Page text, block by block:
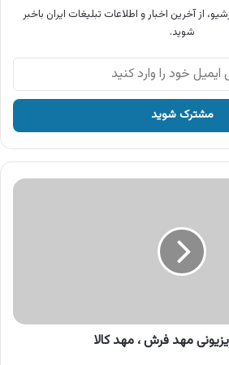
از آخرین اخبار و اطلاعات تبلیغات ایران باخبر
شوید.
مهد فرش ، مهد کالا